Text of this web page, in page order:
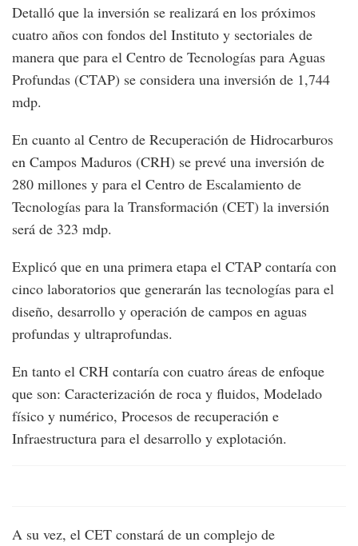
Detalló que la inversión se realizará en los próximos
cuatro años con fondos del Instituto y sectoriales de
manera que para el Centro de Tecnologías para Aguas
Profundas (CTAP) se considera una inversión de 1,744
mdp.
En cuanto al Centro de Recuperación de Hidrocarburos
en Campos Maduros (CRH) se prevé una inversión de
280 millones y para el Centro de Escalamiento de
Tecnologías para la Transformación (CET) la inversión
será de 323 mdp.
Explicó que en una primera etapa el CTAP contaría con
cinco laboratorios que generarán las tecnologías para el
diseño, desarrollo y operación de campos en aguas
profundas y ultraprofundas.
En tanto el CRH contaría con cuatro áreas de enfoque
que son: Caracterización de roca y fluidos, Modelado
físico y numérico, Procesos de recuperación e
Infraestructura para el desarrollo y explotación.
A su vez, el CET constará de un complejo de